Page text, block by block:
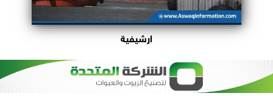
ارشيفية